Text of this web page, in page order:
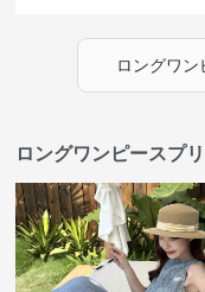
ロングワン
ロングワンピースプ